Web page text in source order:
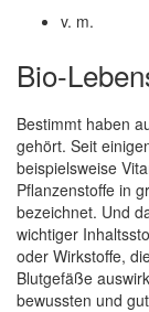
v. m.
Bio-
Bestimmt haben
gehört. Seit
beispielsweise
Pflanzenstoffe in
bezeichnet. Und
wichtiger
oder Wirkstoffe,
Blutgefäße
bewussten und